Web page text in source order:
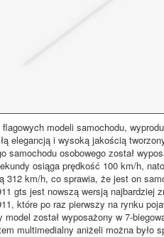
modeli samochodu,
elegancją i wysoką jakością
samochodu osobowego został
osiąga prędkość 100 km/h,
312 km/h, co sprawia, że jest on
gts jest nowszą wersją najbardziej
które po raz pierwszy na rynku
model został wyposażony w 7-
multimedialny aniżeli można było